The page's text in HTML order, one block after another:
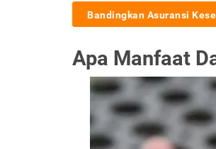
Bandingkan Asuransi
Apa Manfaat